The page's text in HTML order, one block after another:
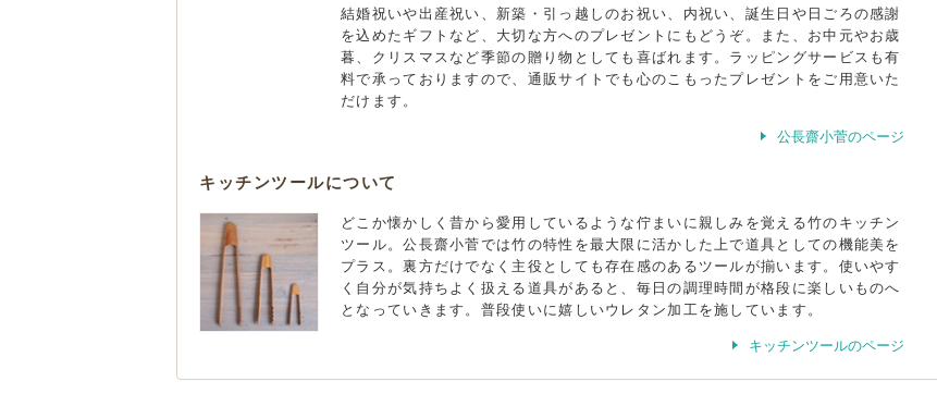
結婚祝いや出産祝い、新築・引っ越しのお祝い、内祝い、誕生日や日ごろの感謝
を込めたギフトなど、大切な方へのプレゼントにもどうぞ。また、お中元やお歳
暮、クリスマスなど季節の贈り物としても喜ばれます。ラッピングサービスも有
料で承っておりますので、通販サイトでも心のこもったプレゼントをご用意いた
だけます。
公長齋小菅のページ
キッチンツールについて
どこか懐かしく昔から愛用しているような佇まいに親しみを覚える竹のキッチン
ツール。公長齋小菅では竹の特性を最大限に活かした上で道具としての機能美を
プラス。裏方だけでなく主役としても存在感のあるツールが揃います。使いやす
く自分が気持ちよく扱える道具があると、毎日の調理時間が格段に楽しいものへ
となっていきます。普段使いに嬉しいウレタン加工を施しています。
キッチンツールのページ